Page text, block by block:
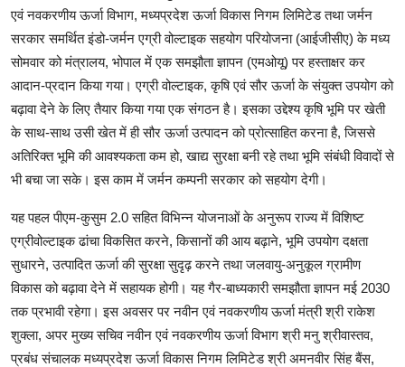
एवं नवकरणीय ऊर्जा विभाग, मध्यप्रदेश ऊर्जा विकास निगम लिमिटेड तथा जर्मन
सरकार समर्थित इंडो-जर्मन एग्री वोल्टाइक सहयोग परियोजना (आईजीसीए) के मध्य
सोमवार को मंत्रालय, भोपाल में एक समझौता ज्ञापन (एमओयू) पर हस्ताक्षर कर
आदान-प्रदान किया गया। एग्री वोल्टाइक, कृषि एवं सौर ऊर्जा के संयुक्त उपयोग को
बढ़ावा देने के लिए तैयार किया गया एक संगठन है। इसका उद्देश्य कृषि भूमि पर खेती
के साथ-साथ उसी खेत में ही सौर ऊर्जा उत्पादन को प्रोत्साहित करना है, जिससे
अतिरिक्त भूमि की आवश्यकता कम हो, खाद्य सुरक्षा बनी रहे तथा भूमि संबंधी विवादों से
भी बचा जा सके। इस काम में जर्मन कम्पनी सरकार को सहयोग देगी।
यह पहल पीएम-कुसुम 2.0 सहित विभिन्न योजनाओं के अनुरूप राज्य में विशिष्ट
एग्रीवोल्टाइक ढांचा विकसित करने, किसानों की आय बढ़ाने, भूमि उपयोग दक्षता
सुधारने, उत्पादित ऊर्जा की सुरक्षा सुदृढ़ करने तथा जलवायु-अनुकूल ग्रामीण
विकास को बढ़ावा देने में सहायक होगी। यह गैर-बाध्यकारी समझौता ज्ञापन मई 2030
तक प्रभावी रहेगा। इस अवसर पर नवीन एवं नवकरणीय ऊर्जा मंत्री श्री राकेश
शुक्ला, अपर मुख्य सचिव नवीन एवं नवकरणीय ऊर्जा विभाग श्री मनु श्रीवास्तव,
प्रबंध संचालक मध्यप्रदेश ऊर्जा विकास निगम लिमिटेड श्री अमनवीर सिंह बैंस,